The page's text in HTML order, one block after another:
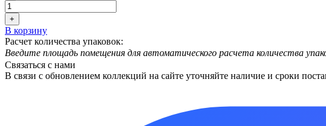
+
В корзину
Расчет количества упаковок:
Введите площадь помещения для автоматического расчета количества
Связаться с нами
В связи с обновлением коллекций на сайте уточняйте наличие и сроки